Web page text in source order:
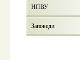
НПВУ
Заповеди